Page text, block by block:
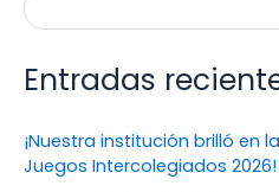
Entradas
¡Nuestra institución brilló en
Juegos Intercolegiados 2026!